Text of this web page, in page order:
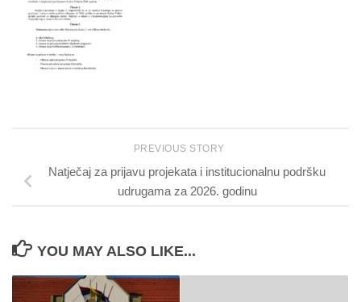
PREVIOUS STORY
Natječaj za prijavu projekata i institucionalnu podršku
udrugama za 2026. godinu
YOU MAY ALSO LIKE...